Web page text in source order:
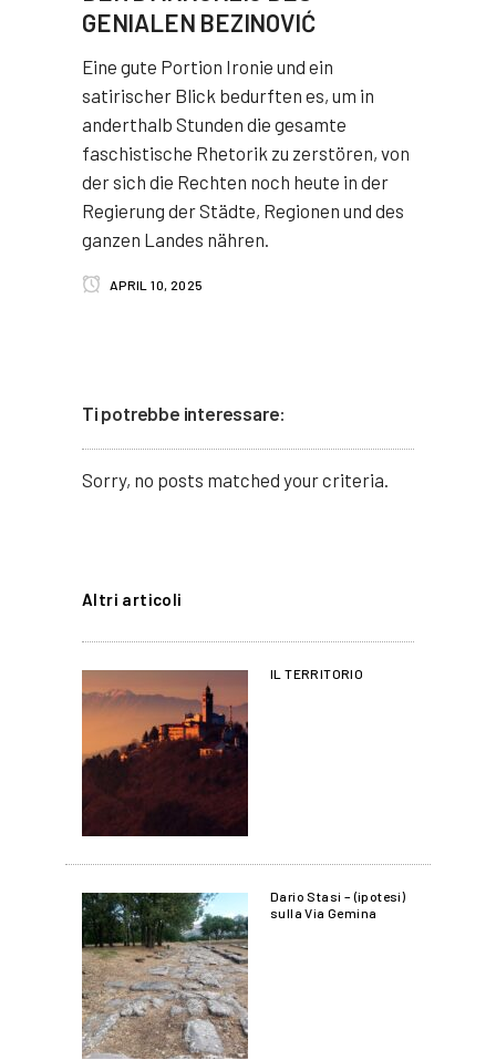
GENIALEN BEZINOVIĆ
Eine gute Portion Ironie und ein
satirischer Blick bedurften es, um in
anderthalb Stunden die gesamte
faschistische Rhetorik zu zerstören, von
der sich die Rechten noch heute in der
Regierung der Städte, Regionen und des
ganzen Landes nähren.
APRIL 10, 2025
Ti potrebbe interessare:
Sorry, no posts matched your criteria.
Altri articoli
IL TERRITORIO
Dario Stasi – (ipotesi)
sulla Via Gemina